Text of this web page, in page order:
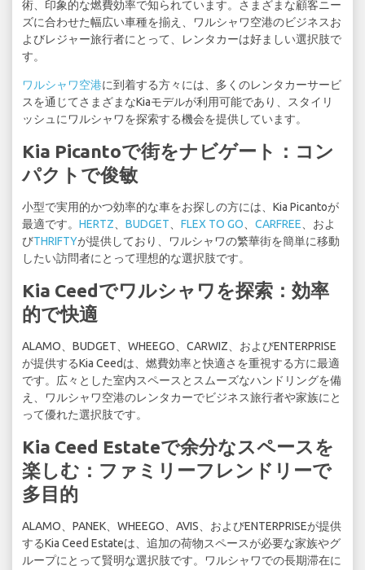
術、印象的な燃費効率で知られています。さまざまな顧客ニー
ズに合わせた幅広い車種を揃え、ワルシャワ空港のビジネスお
よびレジャー旅行者にとって、レンタカーは好ましい選択肢で
す。
ワルシャワ空港に到着する方々には、多くのレンタカーサービ
スを通じてさまざまなKiaモデルが利用可能であり、スタイリ
ッシュにワルシャワを探索する機会を提供しています。
Kia Picantoで街をナビゲート：コン
パクトで俊敏
小型で実用的かつ効率的な車をお探しの方には、Kia Picantoが
最適です。 HERTZ BUDGET FLEX TO GO CARFREE 、およ
びTHRIFTYが提供しており、ワルシャワの繁華街を簡単に移動
したい訪問者にとって理想的な選択肢です。
Kia Ceedでワルシャワを探索：効率
的で快適
ALAMO、BUDGET、WHEEGO、CARWIZ、およびENTERPRISE
が提供するKia Ceedは、燃費効率と快適さを重視する方に最適
です。広々とした室内スペースとスムーズなハンドリングを備
え、ワルシャワ空港のレンタカーでビジネス旅行者や家族にと
って優れた選択肢です。
Kia Ceed Estateで余分なスペースを
楽しむ：ファミリーフレンドリーで
多目的
ALAMO、PANEK、WHEEGO、AVIS、およびENTERPRISEが提供
するKia Ceed Estateは、追加の荷物スペースが必要な家族やグ
ループにとって賢明な選択肢です。ワルシャワでの長期滞在に